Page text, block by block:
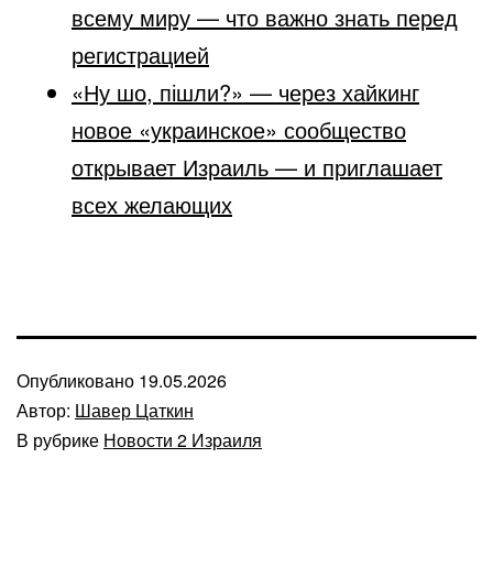
всему миру — что важно знать перед
регистрацией
«Ну шо, пішли?» — через хайкинг
новое «украинское» сообщество
открывает Израиль — и приглашает
всех желающих
Опубликовано 19.05.2026
Автор: Шавер Цаткин
В рубрике Новости 2 Израиля